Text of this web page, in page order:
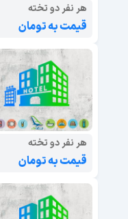
هر نفر دو تخته
قیمت به تومان
هر نفر دو تخته
قیمت به تومان